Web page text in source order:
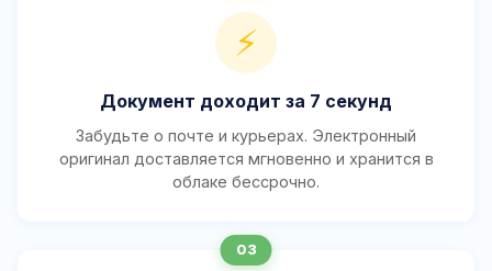
⚡
Документ доходит за 7 секунд
Забудьте о почте и курьерах. Электронный
оригинал доставляется мгновенно и хранится в
облаке бессрочно.